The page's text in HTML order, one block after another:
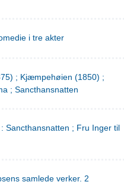
i tre akter
; Kjæmpehøien (1850) ;
; Sancthansnatten
Sancthansnatten ; Fru Inger til
samlede verker. 2